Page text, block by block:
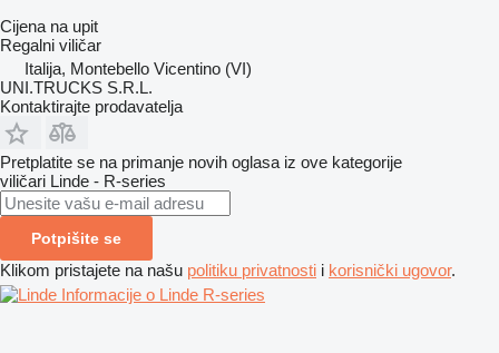
Cijena na upit
Regalni viličar
Italija, Montebello Vicentino (VI)
UNI.TRUCKS S.R.L.
Kontaktirajte prodavatelja
Pretplatite se na primanje novih oglasa iz ove kategorije
viličari Linde - R-series
Potpišite se
Klikom pristajete na našu politiku privatnosti i korisnički ugovor.
Informacije o Linde R-series